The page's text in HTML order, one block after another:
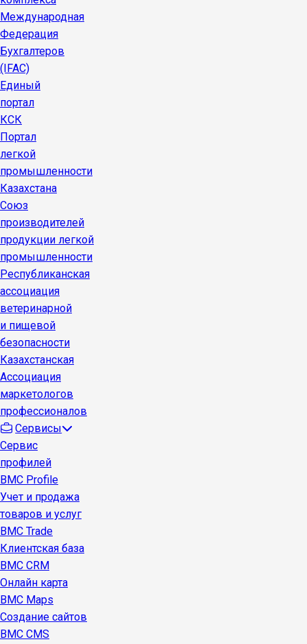
Международная
Федерация
Бухгалтеров
(IFAC)
Единый
портал
КСК
Портал
легкой
промышленности
Казахстана
Союз
производителей
продукции легкой
промышленности
Республиканская
ассоциация
ветеринарной
и пищевой
безопасности
Казахстанская
Ассоциация
маркетологов
профессионалов
Сервисы
Сервис
профилей
BMC Profile
Учет и продажа
товаров и услуг
BMC Trade
Клиентская база
BMC CRM
Онлайн карта
BMC Maps
Создание сайтов
BMC CMS